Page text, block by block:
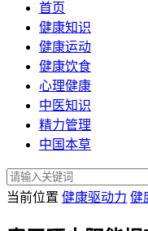
首页
健康知识
健康运动
健康饮食
心理健康
中医知识
精力管理
中国本草
当前位置 健康驱动力 健